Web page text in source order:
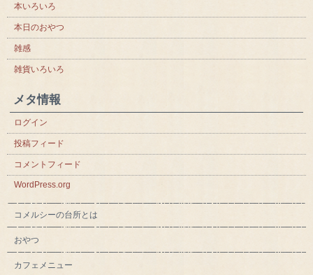
本いろいろ
本日のおやつ
雑感
雑貨いろいろ
メタ情報
ログイン
投稿フィード
コメントフィード
WordPress.org
コメルシーの台所とは
おやつ
カフェメニュー